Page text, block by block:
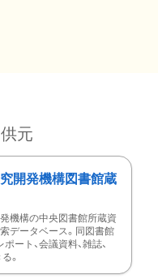
元
開発機構図書館蔵
機構の中央図書館所蔵資
データベース。同図書館
ート、会議資料、雑誌、
。